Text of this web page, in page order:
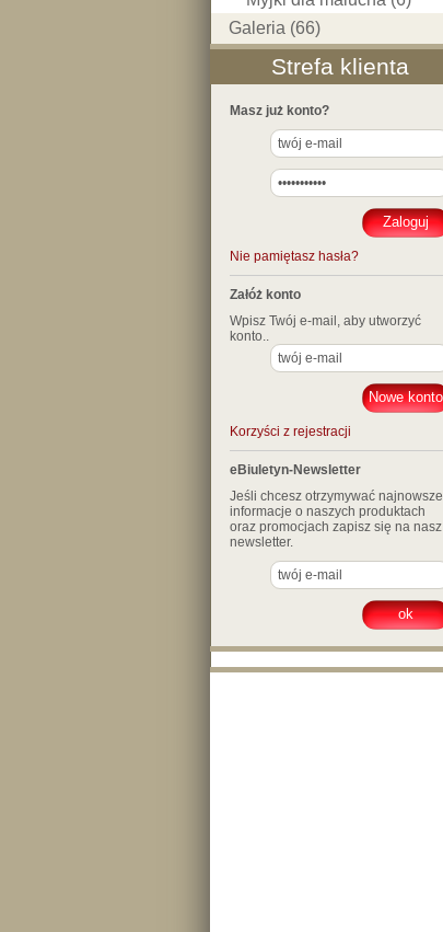
Galeria (66)
Strefa klienta
Masz już konto?
Nie pamiętasz hasła?
Załóż konto
Wpisz Twój e-mail, aby utworzyć
konto..
Korzyści z rejestracji
eBiuletyn-Newsletter
Jeśli chcesz otrzymywać najnowsze
informacje o naszych produktach
oraz promocjach zapisz się na nasz
newsletter.